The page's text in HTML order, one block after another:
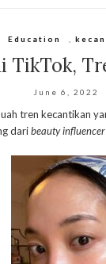
Education ,
TikTok,
June 6, 2022
tren kecantikan
daribeauty influencer